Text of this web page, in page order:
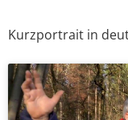
Kurzportrait in